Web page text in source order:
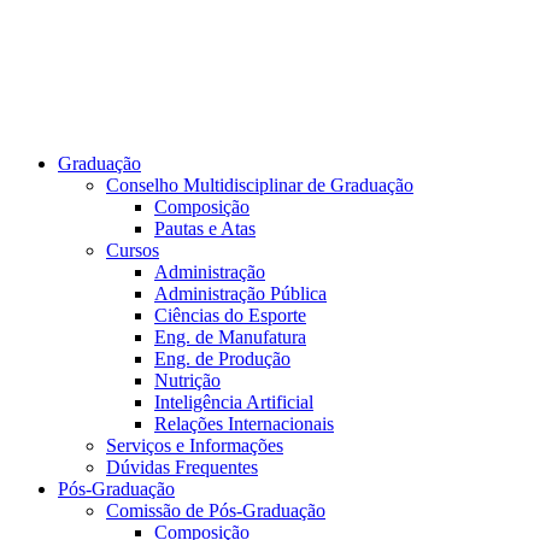
Graduação
Conselho Multidisciplinar de Graduação
Composição
Pautas e Atas
Cursos
Administração
Administração Pública
Ciências do Esporte
Eng. de Manufatura
Eng. de Produção
Nutrição
Inteligência Artificial
Relações Internacionais
Serviços e Informações
Dúvidas Frequentes
Pós-Graduação
Comissão de Pós-Graduação
Composição